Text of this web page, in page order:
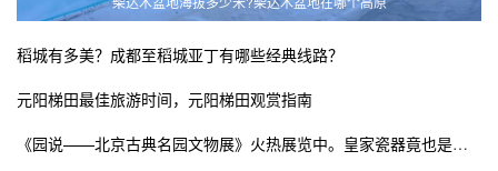
稻城有多美？成都至稻城亚丁有哪些经典线路？
元阳梯田最佳旅游时间，元阳梯田观赏指南
《园说——北京古典名园文物展》火热展览中。皇家瓷器竟也是少女粉ins风？错过这次展览遗憾终生